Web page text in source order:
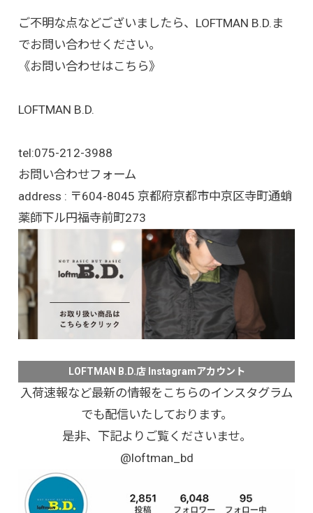
ご不明な点などございましたら、LOFTMAN B.D.ま
でお問い合わせください。
《お問い合わせはこちら》
LOFTMAN B.D.
tel:075-212-3988
お問い合わせフォーム
address : 〒604-8045 京都府京都市中京区寺町通蛸
薬師下ル円福寺前町273
LOFTMAN B.D.店 Instagramアカウント
入荷速報など最新の情報をこちらのインスタグラム
でも配信いたしております。
是非、下記よりご覧くださいませ。
@loftman_bd